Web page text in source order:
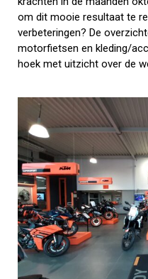
om dit mooie resultaat te
verbeteringen? De
motorfietsen en kleding/
hoek met uitzicht over de